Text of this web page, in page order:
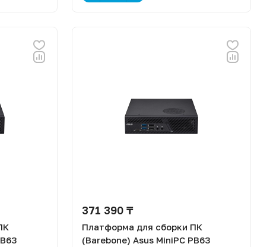
371 390 ₸
Платформа для сборки ПК
(Barebone) Asus MiniPC PB63